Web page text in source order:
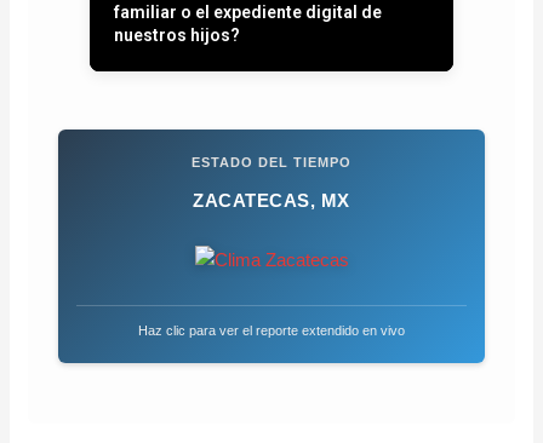
familiar o el expediente digital de
nuestros hijos?
ESTADO DEL TIEMPO
ZACATECAS, MX
Haz clic para ver el reporte extendido en vivo